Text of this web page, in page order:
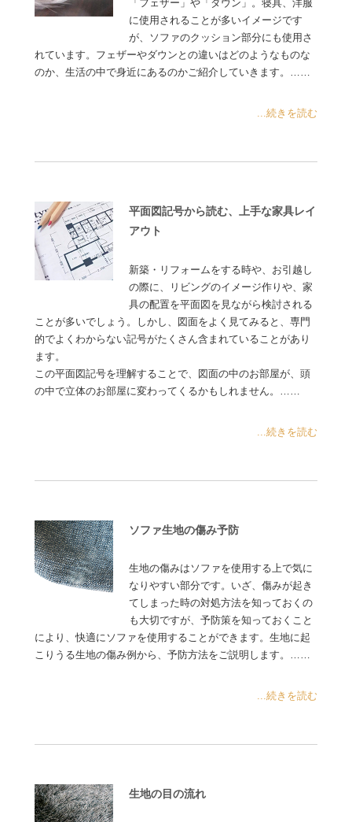
「フェザー」や「ダウン」。寝具、洋服
に使用されることが多いイメージです
が、ソファのクッション部分にも使用さ
れています。フェザーやダウンとの違いはどのようなものな
のか、生活の中で身近にあるのかご紹介していきます。……
...続きを読む
平面図記号から読む、上手な家具レイ
アウト
新築・リフォームをする時や、お引越し
の際に、リビングのイメージ作りや、家
具の配置を平面図を見ながら検討される
ことが多いでしょう。しかし、図面をよく見てみると、専門
的でよくわからない記号がたくさん含まれていることがあり
ます。
この平面図記号を理解することで、図面の中のお部屋が、頭
の中で立体のお部屋に変わってくるかもしれません。……
...続きを読む
ソファ生地の傷み予防
生地の傷みはソファを使用する上で気に
なりやすい部分です。いざ、傷みが起き
てしまった時の対処方法を知っておくの
も大切ですが、予防策を知っておくこと
により、快適にソファを使用することができます。生地に起
こりうる生地の傷み例から、予防方法をご説明します。……
...続きを読む
生地の目の流れ